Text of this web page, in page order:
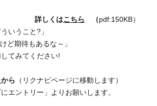
しくはこちら （pdf:150KB）
いうこと?」
ど期待もあるな～」
てみてください!
から （リクナビページに移動します）
エントリー」よりお願いします。